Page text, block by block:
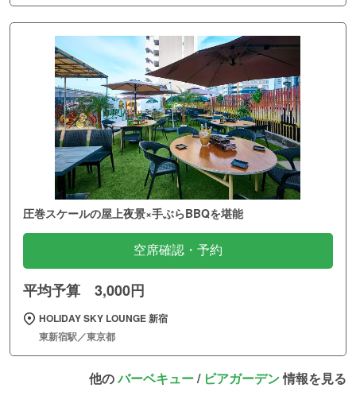
圧巻スケールの屋上夜景×手ぶらBBQを堪能
空席確認・予約
平均予算 3,000円
HOLIDAY SKY LOUNGE 新宿
東新宿駅／東京都
他のバーベキュー/ ビアガーデン情報を見る